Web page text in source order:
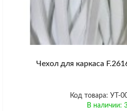
Чехол для каркаса
Код товара: УТ-
В наличии: